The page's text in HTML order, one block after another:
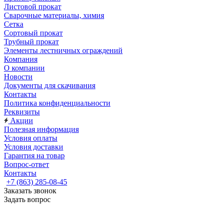
Листовой прокат
Сварочные материалы, химия
Сетка
Сортовый прокат
Трубный прокат
Элементы лестничных ограждений
Компания
О компании
Новости
Документы для скачивания
Контакты
Политика конфиденциальности
Реквизиты
Акции
Полезная информация
Условия оплаты
Условия доставки
Гарантия на товар
Вопрос-ответ
Контакты
+7 (863) 285-08-45
Заказать звонок
Задать вопрос